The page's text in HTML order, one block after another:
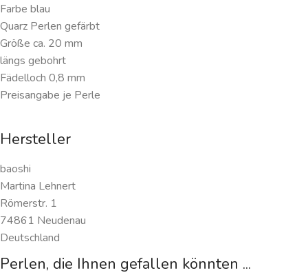
Farbe blau
Quarz Perlen gefärbt
Größe ca. 20 mm
längs gebohrt
Fädelloch 0,8 mm
Preisangabe je Perle
Hersteller
baoshi
Martina Lehnert
Römerstr. 1
74861 Neudenau
Deutschland
Perlen, die Ihnen gefallen könnten ...